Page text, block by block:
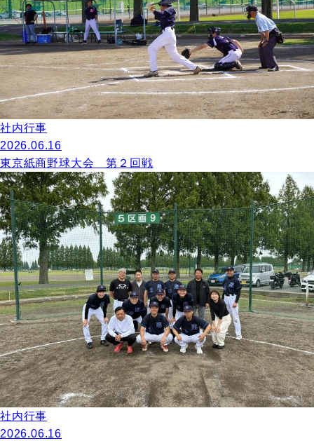
社内行事
2026.06.16
東京紙商野球大会 第２回戦
社内行事
2026.06.16